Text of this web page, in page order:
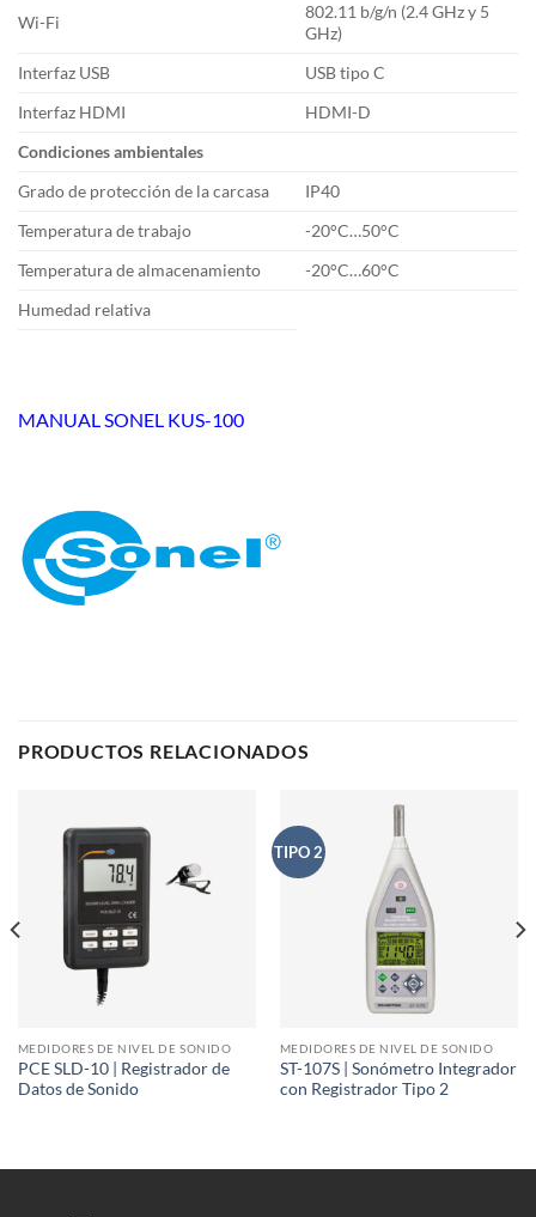
Wi-Fi
802.11 b/g/n (2.4 GHz y 5
GHz)
Interfaz USB
USB tipo C
Interfaz HDMI
HDMI-D
Condiciones ambientales
Grado de protección de la carcasa
IP40
Temperatura de trabajo
-20°C…50°C
Temperatura de almacenamiento
-20°C…60°C
Humedad relativa
MANUAL SONEL KUS-100
PRODUCTOS RELACIONADOS
MEDIDORES DE NIVEL DE SONIDO
PCE SLD-10 | Registrador de
Datos de Sonido
TIPO 2
MEDIDORES DE NIVEL DE SONIDO
ST-107S | Sonómetro Integrador
con Registrador Tipo 2